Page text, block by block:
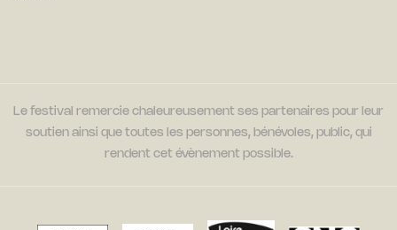
Le festival remercie chaleureusement ses partenaires pour leur
soutien ainsi que toutes les personnes, bénévoles, public, qui
rendent cet évènement possible.